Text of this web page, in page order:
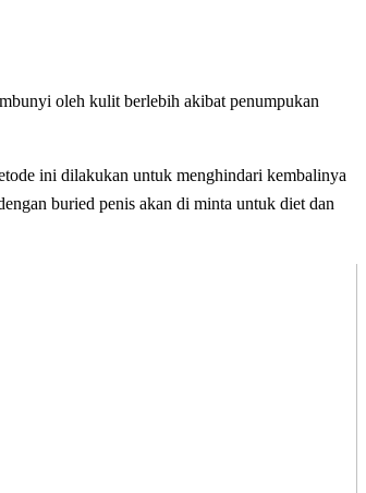
oleh kulit berlebih akibat penumpukan
ini dilakukan untuk menghindari kembalinya
buried penis akan di minta untuk diet dan